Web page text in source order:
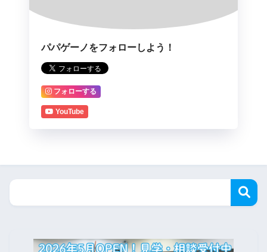
パパゲーノをフォローしよう！
フォローする
YouTube